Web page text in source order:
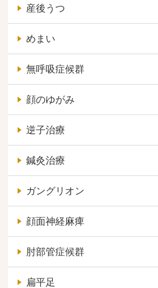
産後うつ
めまい
無呼吸症候群
顔のゆがみ
逆子治療
鍼灸治療
ガングリオン
顔面神経麻痺
肘部管症候群
扁平足